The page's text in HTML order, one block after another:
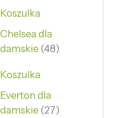
Koszulka
Chelsea dla
damskie 48
Koszulka
Everton dla
damskie 27